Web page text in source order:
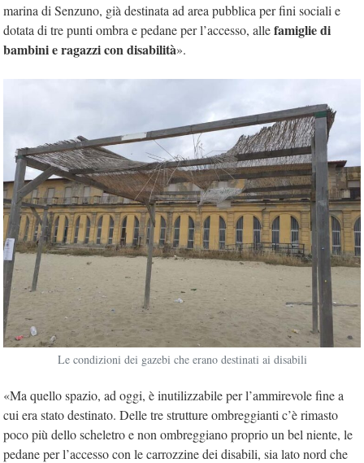
marina di Senzuno, già destinata ad area pubblica per fini sociali e
dotata di tre punti ombra e pedane per l’accesso, allefamiglie di
bambini e ragazzi con disabilità».
Le condizioni dei gazebi che erano destinati ai disabili
«Ma quello spazio, ad oggi, è inutilizzabile per l’ammirevole fine a
cui era stato destinato. Delle tre strutture ombreggianti c’è rimasto
poco più dello scheletro e non ombreggiano proprio un bel niente, le
pedane per l’accesso con le carrozzine dei disabili, sia lato nord che